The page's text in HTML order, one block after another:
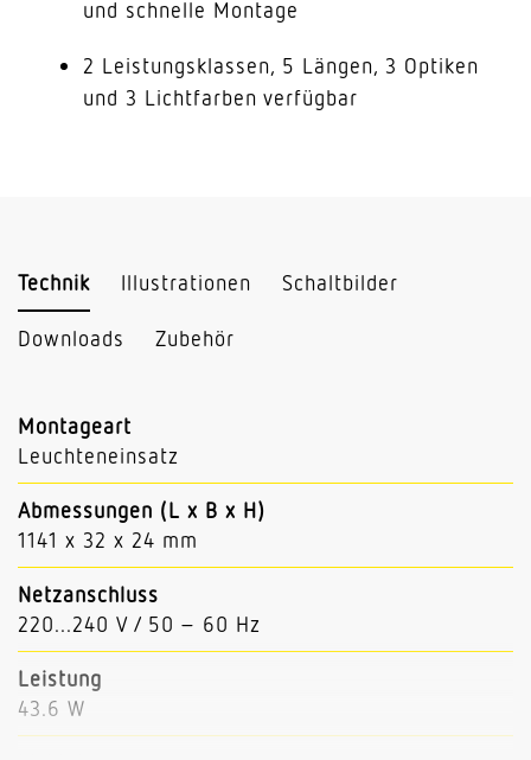
und schnelle Montage
2 Leistungsklassen, 5 Längen, 3 Optiken
und 3 Lichtfarben verfügbar
Technik Illustrationen Schaltbilder
Downloads Zubehör
Montageart
Leuchteneinsatz
Abmessungen (L x B x H)
1141 x 32 x 24 mm
Netzanschluss
220...240 V / 50 – 60 Hz
Leistung
43.6 W